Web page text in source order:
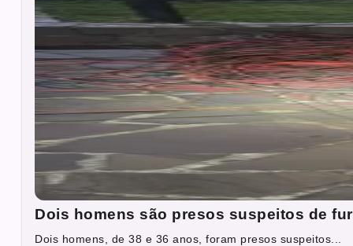
Dois homens são presos suspeitos de
Dois homens, de 38 e 36 anos, foram presos suspeitos...